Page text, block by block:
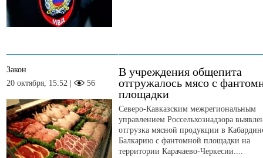
Закон
20 октября, 15:52 |
56
В учреждения общепита
отгружалось мясо с
площадки
Северо-Кавказским межрегиональным
управлением Россельхознадзора
отгрузка мясной продукции в
Балкарию с фантомной площадки на
территории Карачаево-Черкесии....